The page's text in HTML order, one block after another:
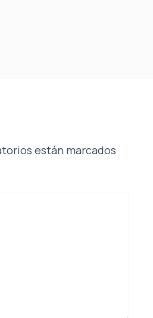
están marcados